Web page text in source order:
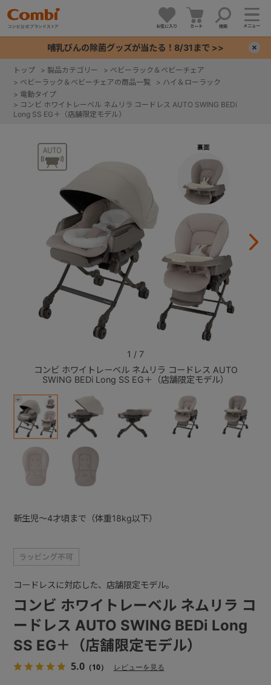
お気に入り カート 検索 メニュー
哺乳びんの除菌グッズが当たる！8/31まで >>
トップ > 製品カテゴリー > ベビーラック＆ベビーチェア
> ベビーラック＆ベビーチェアの商品一覧 > ハイ＆ローラック
> 電動タイプ
> コンビ ホワイトレーベル ネムリラ コードレス AUTO SWING BEDi
Long SS EG＋（店舗限定モデル）
コンビ ホワイトレーベル ネムリラ コードレス AUTO
SWING BEDi Long SS EG＋（店舗限定モデル）
1 / 7
コンビ ホワイトレーベル ネムリラ コ
ードレス AUTO SWING BEDi Long
SS EG＋（店舗限定モデル）
5.0（10） レビューを見る
コードレスに対応した、店舗限定モデル。
新生児～4才頃まで（体重18kg以下）